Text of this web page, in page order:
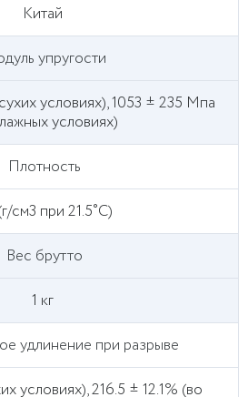
Китай
упругости
условиях), 1053 ± 235 Мпа
условиях)
Плотность
см3 при 21.5˚C)
Вес брутто
1 кг
удлинение при разрыве
условиях), 216.5 ± 12.1% (во